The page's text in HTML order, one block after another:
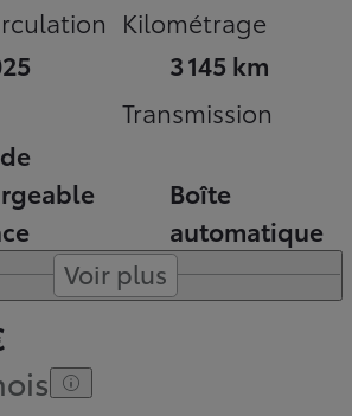
Kilométrage
3 145 km
Transmission
Boîte
automatique
Voir plus